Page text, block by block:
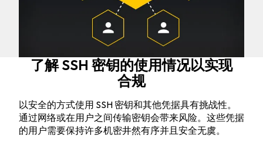
了解 SSH 密钥的使用情况以实现
合规
以安全的方式使用 SSH 密钥和其他凭据具有挑战性。
通过网络或在用户之间传输密钥会带来风险。这些凭据
的用户需要保持许多机密井然有序并且安全无虞。